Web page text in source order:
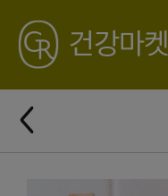
GREATING
건강마켓
로
뒤
로
가